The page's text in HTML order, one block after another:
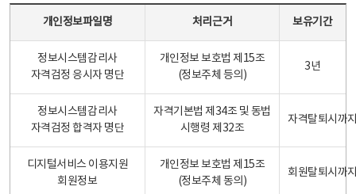
개인정보파일명 처리근거 보유기간
정보시스템감리사
자격검정 응시자 명단
개인정보 보호법 제15조
(정보주체 등의)
3년
정보시스템감리사
자격검정 합격자 명단
자격기본법 제34조 및 동법
시행령 제32조
자격탈퇴시까
디지털서비스 이용지원
회원정보
개인정보 보호법 제15조
(정보주체 동의)
회원탈퇴시까